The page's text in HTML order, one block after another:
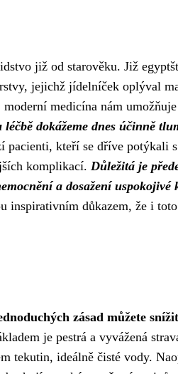
již od starověku. Již
jejichž jídelníček oplýval
medicína nám umožňuje
dokážeme dnes účinně
pacienti, kteří se dříve potýkali s
komplikací. Důležitá je
a dosažení uspokojivé
inspirativním důkazem, že i toto
zásad můžete snížit
je pestrá a vyvážená
tekutin, ideálně čisté vody.